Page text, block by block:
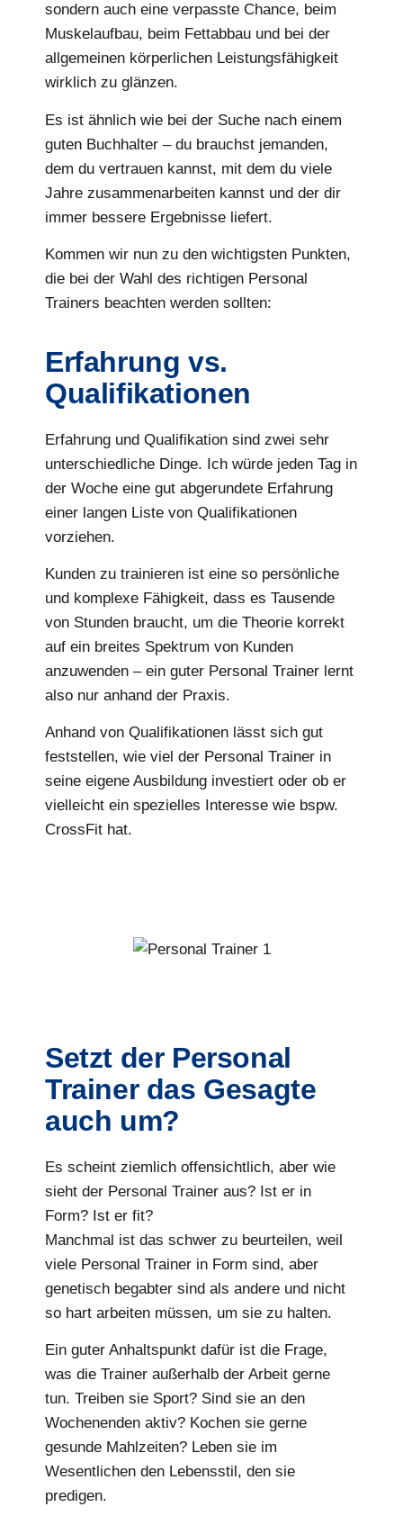
sondern auch eine verpasste Chance, beim
Muskelaufbau, beim Fettabbau und bei der
allgemeinen körperlichen Leistungsfähigkeit
wirklich zu glänzen.
Es ist ähnlich wie bei der Suche nach einem
guten Buchhalter – du brauchst jemanden,
dem du vertrauen kannst, mit dem du viele
Jahre zusammenarbeiten kannst und der dir
immer bessere Ergebnisse liefert.
Kommen wir nun zu den wichtigsten Punkten,
die bei der Wahl des richtigen Personal
Trainers beachten werden sollten:
Erfahrung vs.
Qualifikationen
Erfahrung und Qualifikation sind zwei sehr
unterschiedliche Dinge. Ich würde jeden Tag in
der Woche eine gut abgerundete Erfahrung
einer langen Liste von Qualifikationen
vorziehen.
Kunden zu trainieren ist eine so persönliche
und komplexe Fähigkeit, dass es Tausende
von Stunden braucht, um die Theorie korrekt
auf ein breites Spektrum von Kunden
anzuwenden – ein guter Personal Trainer lernt
also nur anhand der Praxis.
Anhand von Qualifikationen lässt sich gut
feststellen, wie viel der Personal Trainer in
seine eigene Ausbildung investiert oder ob er
vielleicht ein spezielles Interesse wie bspw.
CrossFit hat.
Setzt der Personal
Trainer das Gesagte
auch um?
Es scheint ziemlich offensichtlich, aber wie
sieht der Personal Trainer aus? Ist er in
Form? Ist er fit?
Manchmal ist das schwer zu beurteilen, weil
viele Personal Trainer in Form sind, aber
genetisch begabter sind als andere und nicht
so hart arbeiten müssen, um sie zu halten.
Ein guter Anhaltspunkt dafür ist die Frage,
was die Trainer außerhalb der Arbeit gerne
tun. Treiben sie Sport? Sind sie an den
Wochenenden aktiv? Kochen sie gerne
gesunde Mahlzeiten? Leben sie im
Wesentlichen den Lebensstil, den sie
predigen.